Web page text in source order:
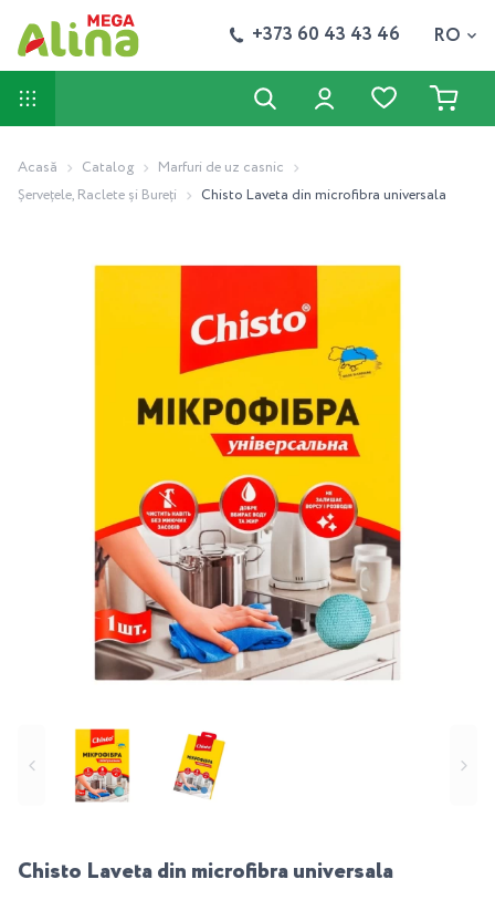
+373 60 43 43 46 RO
Acasă Catalog
Marfuri de uz casnic
Șervețele, Raclete și Bureți
Chisto Laveta din microfibra universala
Chisto Laveta din microfibra universala